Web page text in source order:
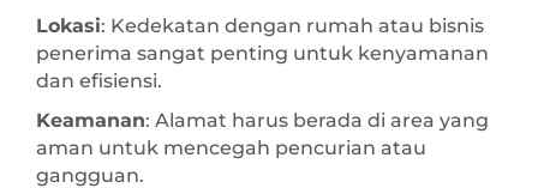
Lokasi: Kedekatan dengan rumah atau bisnis
penerima sangat penting untuk kenyamanan
dan efisiensi.
Keamanan: Alamat harus berada di area yang
aman untuk mencegah pencurian atau
gangguan.